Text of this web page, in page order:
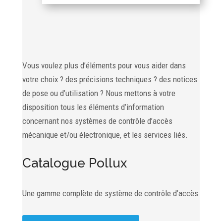
Vous voulez plus d’éléments pour vous aider dans
votre choix ? des précisions techniques ? des notices
de pose ou d’utilisation ? Nous mettons à votre
disposition tous les éléments d’information
concernant nos systèmes de contrôle d’accès
mécanique et/ou électronique, et les services liés.
Catalogue Pollux
Une gamme complète de système de contrôle d’accès